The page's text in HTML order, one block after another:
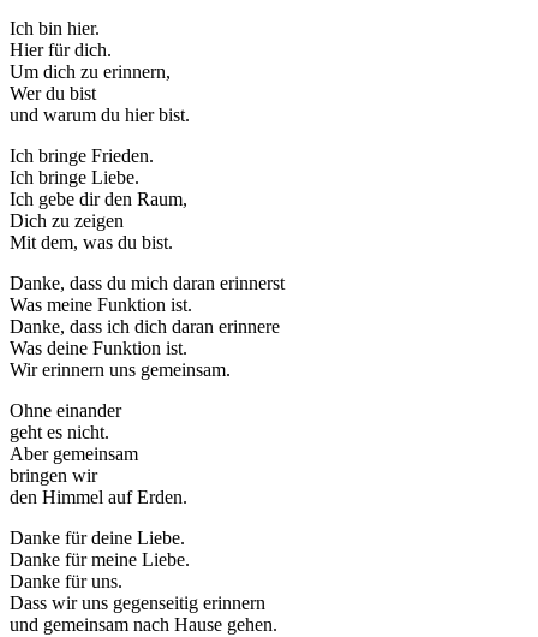
Ich bin hier.
Hier für dich.
Um dich zu erinnern,
Wer du bist
und warum du hier bist.
Ich bringe Frieden.
Ich bringe Liebe.
Ich gebe dir den Raum,
Dich zu zeigen
Mit dem, was du bist.
Danke, dass du mich daran erinnerst
Was meine Funktion ist.
Danke, dass ich dich daran erinnere
Was deine Funktion ist.
Wir erinnern uns gemeinsam.
Ohne einander
geht es nicht.
Aber gemeinsam
bringen wir
den Himmel auf Erden.
Danke für deine Liebe.
Danke für meine Liebe.
Danke für uns.
Dass wir uns gegenseitig erinnern
und gemeinsam nach Hause gehen.